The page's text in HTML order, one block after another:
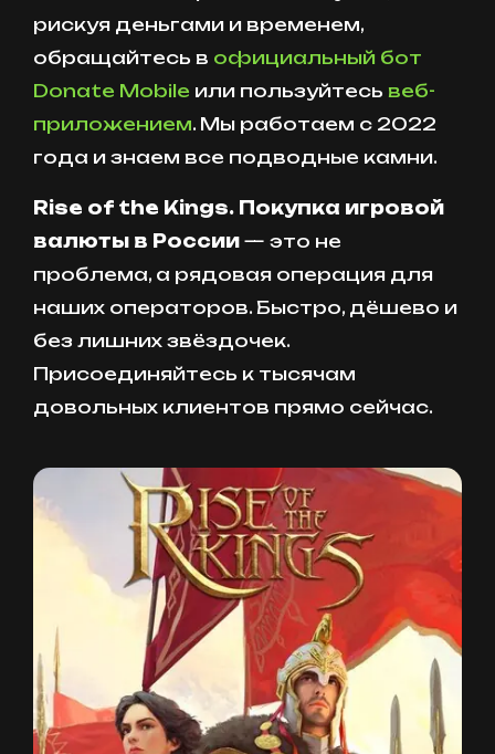
рискуя деньгами и временем,
обращайтесь в официальный бот
Donate Mobile или пользуйтесь веб-
приложением. Мы работаем с 2022
года и знаем все подводные камни.
Rise of the Kings. Покупка игровой
валюты в России — это не
проблема, а рядовая операция для
наших операторов. Быстро, дёшево и
без лишних звёздочек.
Присоединяйтесь к тысячам
довольных клиентов прямо сейчас.